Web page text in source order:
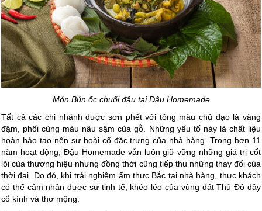
Món Bún ốc chuối đậu tại Đậu Homemade
Tất cả các chi nhánh được sơn phết với tông màu chủ đạo là vàng
đậm, phối cùng màu nâu sậm của gỗ. Những yếu tố này là chất liệu
hoàn hảo tạo nên sự hoài cổ đặc trưng của nhà hàng. Trong hơn 11
năm hoạt động, Đậu Homemade vẫn luôn giữ vững những giá trị cốt
lõi của thương hiệu nhưng đồng thời cũng tiếp thu những thay đổi của
thời đại. Do đó, khi trải nghiệm ẩm thực Bắc tại nhà hàng, thực khách
có thể cảm nhận được sự tinh tế, khéo léo của vùng đất Thủ Đô đầy
cổ kính và thơ mộng.